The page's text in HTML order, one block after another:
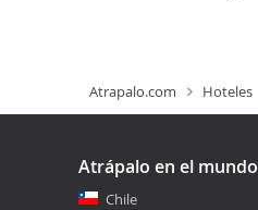
Atrapalo.com Hoteles
Atrápalo en el mundo
Chile